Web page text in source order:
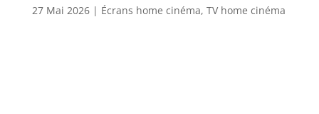
27 Mai 2026| Écrans home cinéma, TV home cinéma